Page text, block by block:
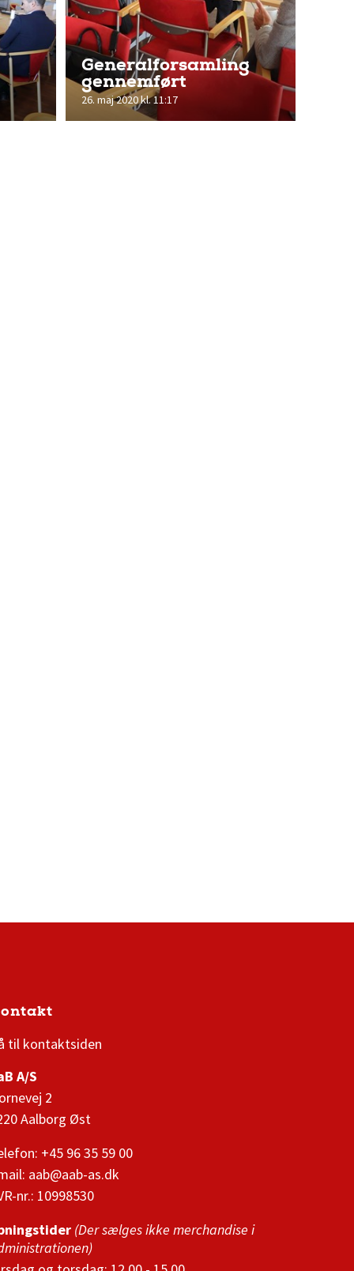
Generalforsamling
gennemført
26. maj 2020 kl. 11:17
til kontaktsiden
A/S
2
Aalborg Øst
+45 96 35 59 00
aab@aab-as.dk
nr.: 10998530
(Der sælges ikke merchandise i